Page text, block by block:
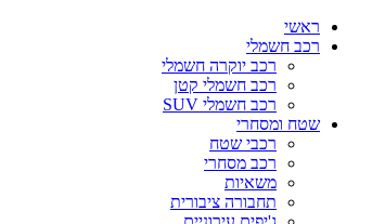
ראשי
רכב חשמלי
רכב יוקרה חשמלי
רכב חשמלי קטן
רכב חשמלי SUV
שטח ומסחרי
רכבי שטח
רכב מסחרי
משאיות
תחבורה ציבורית